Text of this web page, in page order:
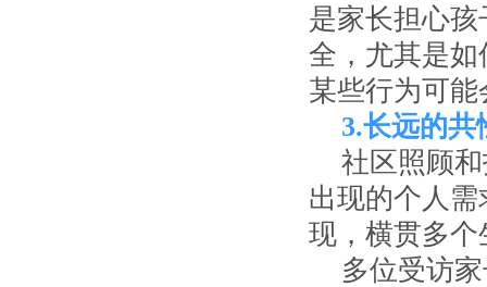
是家长担心
全，尤其是
某些行为可
3.长远的共
社区照顾
出现的个人
现，横贯多
多位受访